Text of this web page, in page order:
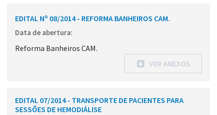
EDITAL Nº 08/2014 - REFORMA BANHEIROS CAM.
Data de abertura:
Reforma Banheiros CAM.
VER ANEXOS
EDITAL 07/2014 - TRANSPORTE DE PACIENTES PARA
SESSÕES DE HEMODIÁLISE